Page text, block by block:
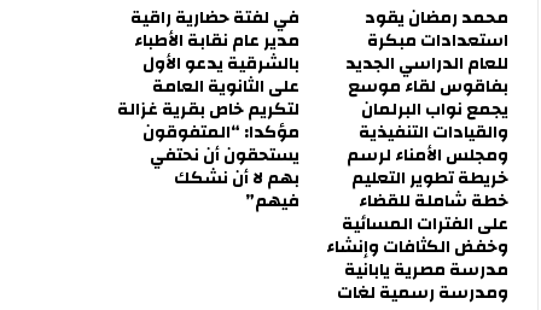
محمد رمضان يقود
استعدادات مبكرة
للعام الدراسي الجديد
بفاقوس لقاء موسع
يجمع نواب البرلمان
والقيادات التنفيذية
ومجلس الأمناء لرسم
خريطة تطوير التعليم
خطة شاملة للقضاء
على الفترات المسائية
وخفض الكثافات وإنشاء
مدرسة مصرية يابانية
ومدرسة رسمية لغات
في لفتة حضارية راقية
مدير عام نقابة الأطباء
بالشرقية يدعو الأول
على الثانوية العامة
لتكريم خاص بقرية غزالة
مؤكدا: “المتفوقون
يستحقون أن نحتفي
بهم لا أن نشكك
فيهم”